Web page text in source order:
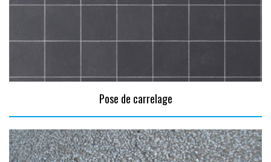
Pose de carrelage